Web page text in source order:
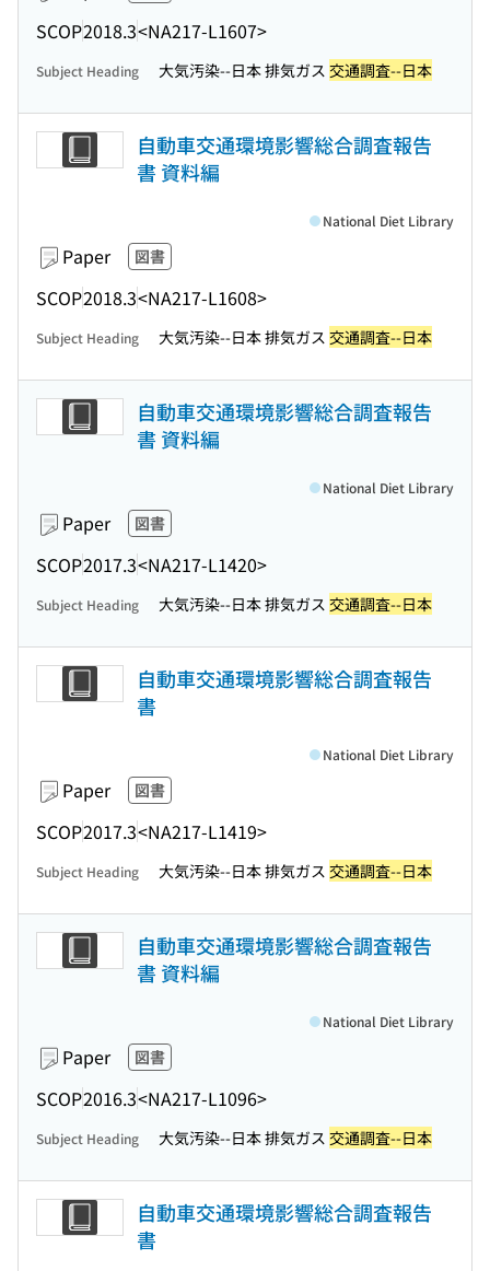
SCOP2018.3<NA217-L1607>
Subject Heading 大気汚染--日本 排気ガス 交通調査--日本
自動車交通環境影響総合調査報告
書 資料編
Paper 図書
SCOP2018.3<NA217-L1608>
National Diet Library
Subject Heading 大気汚染--日本 排気ガス 交通調査--日本
自動車交通環境影響総合調査報告
書 資料編
Paper 図書
SCOP2017.3<NA217-L1420>
National Diet Library
Subject Heading 大気汚染--日本 排気ガス 交通調査--日本
自動車交通環境影響総合調査報告
書
Paper 図書
SCOP2017.3<NA217-L1419>
National Diet Library
Subject Heading 大気汚染--日本 排気ガス 交通調査--日本
自動車交通環境影響総合調査報告
書 資料編
Paper 図書
SCOP2016.3<NA217-L1096>
National Diet Library
Subject Heading 大気汚染--日本 排気ガス 交通調査--日本
自動車交通環境影響総合調査報告
書